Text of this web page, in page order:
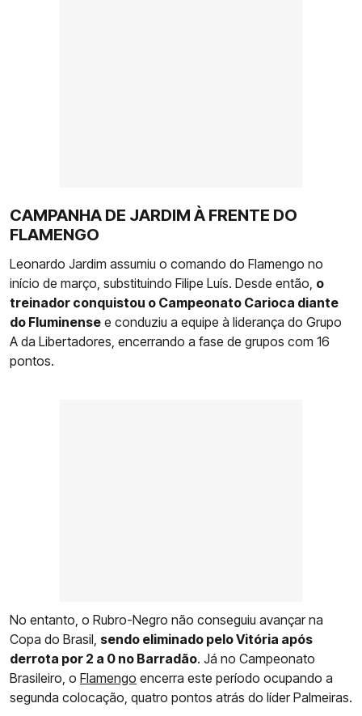
CAMPANHA DE JARDIM À FRENTE DO
FLAMENGO
Leonardo Jardim assumiu o comando do Flamengo no
início de março, substituindo Filipe Luís. Desde então, o
treinador conquistou o Campeonato Carioca diante
do Fluminense e conduziu a equipe à liderança do Grupo
A da Libertadores, encerrando a fase de grupos com 16
pontos.
No entanto, o Rubro-Negro não conseguiu avançar na
Copa do Brasil, sendo eliminado pelo Vitória após
derrota por 2 a 0 no Barradão. Já no Campeonato
Brasileiro, o Flamengo encerra este período ocupando a
segunda colocação, quatro pontos atrás do líder Palmeiras.